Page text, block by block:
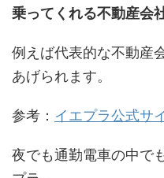
乗ってくれる不動産会
例えば代表的な不動産
あげられます。
参考： イエプラ公式サ
夜でも通勤電車の中で